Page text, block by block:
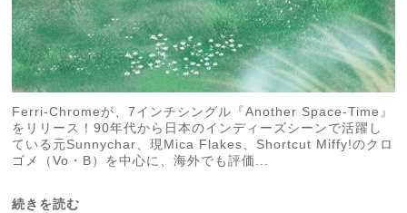
Ferri-Chromeが、7インチシングル『Another Space-Time』
をリリース！90年代から日本のインディーズシーンで活躍し
ている元Sunnychar、現Mica Flakes、Shortcut Miffy!のクロ
ゴメ（Vo・B）を中心に、海外でも評価...
続きを読む